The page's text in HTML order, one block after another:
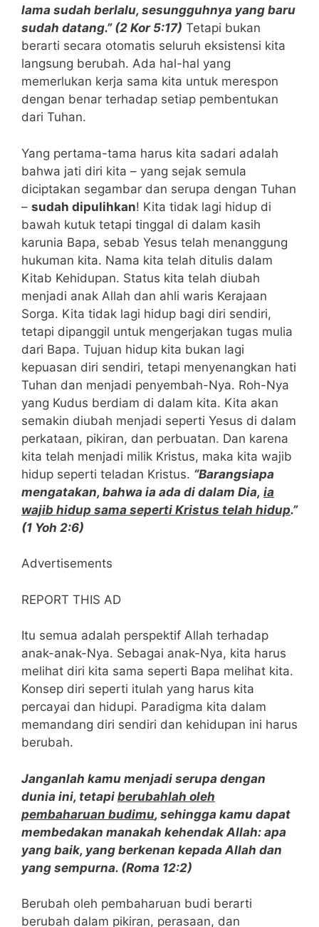
lama sudah berlalu, sesungguhnya yang baru
sudah datang.” (2 Kor 5:17) Tetapi bukan
berarti secara otomatis seluruh eksistensi kita
langsung berubah. Ada hal-hal yang
memerlukan kerja sama kita untuk merespon
dengan benar terhadap setiap pembentukan
dari Tuhan.
Yang pertama-tama harus kita sadari adalah
bahwa jati diri kita – yang sejak semula
diciptakan segambar dan serupa dengan Tuhan
– sudah dipulihkan! Kita tidak lagi hidup di
bawah kutuk tetapi tinggal di dalam kasih
karunia Bapa, sebab Yesus telah menanggung
hukuman kita. Nama kita telah ditulis dalam
Kitab Kehidupan. Status kita telah diubah
menjadi anak Allah dan ahli waris Kerajaan
Sorga. Kita tidak lagi hidup bagi diri sendiri,
tetapi dipanggil untuk mengerjakan tugas mulia
dari Bapa. Tujuan hidup kita bukan lagi
kepuasan diri sendiri, tetapi menyenangkan hati
Tuhan dan menjadi penyembah-Nya. Roh-Nya
yang Kudus berdiam di dalam kita. Kita akan
semakin diubah menjadi seperti Yesus di dalam
perkataan, pikiran, dan perbuatan. Dan karena
kita telah menjadi milik Kristus, maka kita wajib
hidup seperti teladan Kristus. “Barangsiapa
mengatakan, bahwa ia ada di dalam Dia, ia
wajib hidup sama seperti Kristus telah hidup.”
(1 Yoh 2:6)
Advertisements
REPORT THIS AD
Itu semua adalah perspektif Allah terhadap
anak-anak-Nya. Sebagai anak-Nya, kita harus
melihat diri kita sama seperti Bapa melihat kita.
Konsep diri seperti itulah yang harus kita
percayai dan hidupi. Paradigma kita dalam
memandang diri sendiri dan kehidupan ini harus
berubah.
Janganlah kamu menjadi serupa dengan
dunia ini, tetapi berubahlah oleh
pembaharuan budimu, sehingga kamu dapat
membedakan manakah kehendak Allah: apa
yang baik, yang berkenan kepada Allah dan
yang sempurna. (Roma 12:2)
Berubah oleh pembaharuan budi berarti
berubah dalam pikiran, perasaan, dan